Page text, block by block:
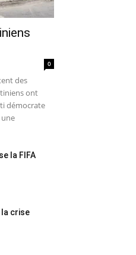
0
des
ont
démocrate
la FIFA
crise